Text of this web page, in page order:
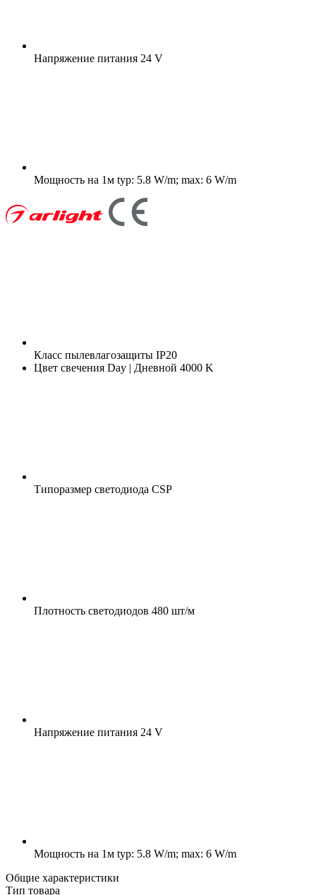
Напряжение питания 24 V
Мощность на 1м typ: 5.8 W/m; max: 6 W/m
Класс пылевлагозащиты IP20
Цвет свечения Day | Дневной 4000 K
Типоразмер светодиода CSP
Плотность светодиодов 480 шт/м
Напряжение питания 24 V
Мощность на 1м typ: 5.8 W/m; max: 6 W/m
Общие характеристики
Тип товара